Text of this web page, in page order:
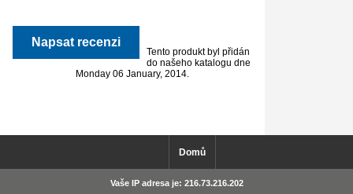
Napsat recenzi
Tento produkt byl přidán
do našeho katalogu dne
Monday 06 January, 2014.
Domů
Vaše IP adresa je: 216.73.216.202